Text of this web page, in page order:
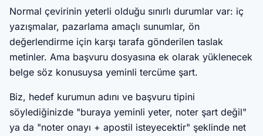
Normal çevirinin yeterli olduğu sınırlı durumlar var: iç
yazışmalar, pazarlama amaçlı sunumlar, ön
değerlendirme için karşı tarafa gönderilen taslak
metinler. Ama başvuru dosyasına ek olarak yüklenecek
belge söz konusuysa yeminli tercüme şart.
Biz, hedef kurumun adını ve başvuru tipini
söylediğinizde "buraya yeminli yeter, noter şart değil"
ya da "noter onayı + apostil isteyecektir" şeklinde net